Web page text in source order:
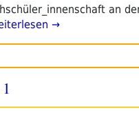
an
→